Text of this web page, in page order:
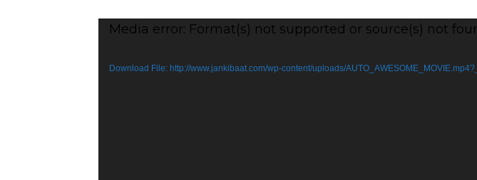
Media error: Format(s) not supported or source(s) not
Download File: http://www.jankibaat.com/wp-content/uploads/